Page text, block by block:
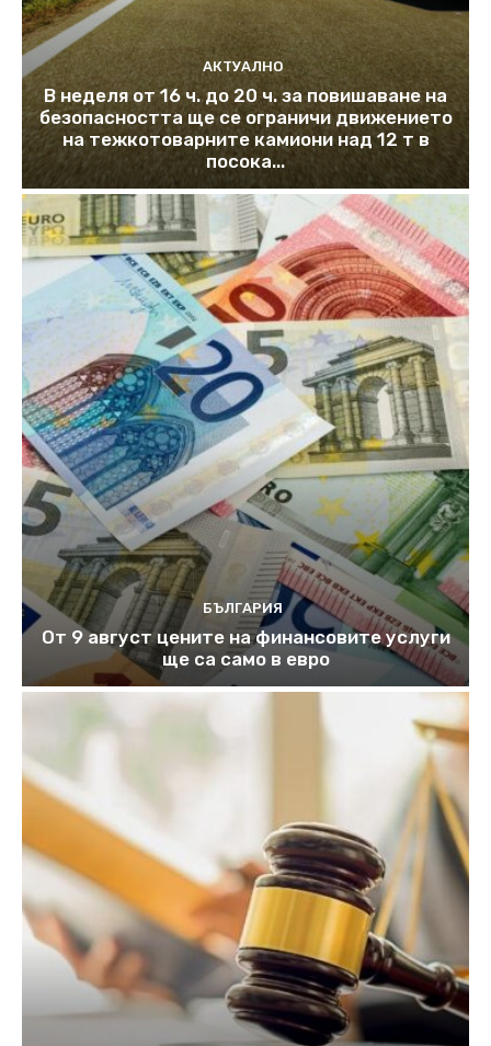
АКТУАЛНО
В неделя от 16 ч. до 20 ч. за повишаване на
безопасността ще се ограничи движението
на тежкотоварните камиони над 12 т в
посока...
БЪЛГАРИЯ
От 9 август цените на финансовите услуги
ще са само в евро